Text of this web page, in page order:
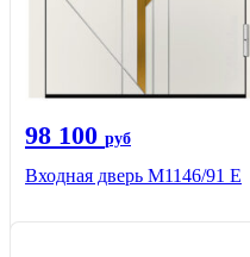
98 100 руб
Входная дверь М1146/91 Е